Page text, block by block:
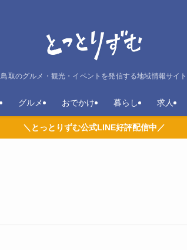
鳥取のグルメ・観光・イベントを発信する地域情報サイト
グルメ おでかけ 暮らし 求人
＼とっとりずむ公式LINE好評配信中／